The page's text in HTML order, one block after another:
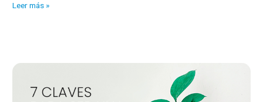
¿Qué
Watercooling?
Leer más »